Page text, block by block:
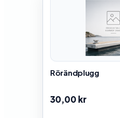
Rörändplugg
30,00 kr